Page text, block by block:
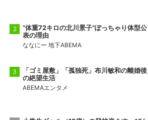
“体重72キロの北川景子”ぽっちゃり体型公
表の理由
ななにー 地下ABEMA
「ゴミ屋敷」「孤独死」布川敏和の離婚後
の絶望生活
ABEMAエンタメ